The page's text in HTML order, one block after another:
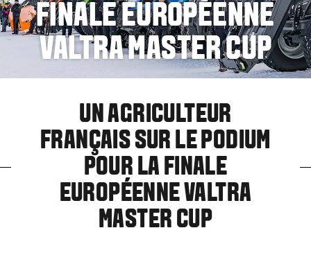
FINALE EUROPÉENNE
VALTRA MASTER CUP
UN AGRICULTEUR
FRANÇAIS SUR LE PODIUM
POUR LA FINALE
EUROPÉENNE VALTRA
MASTER CUP